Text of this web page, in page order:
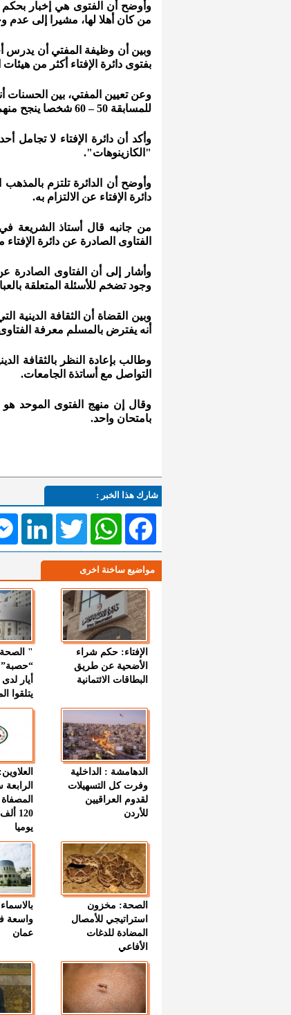
وأوضح أن الفتوى هي إخبار بحكم
من كان أهلا لها، مشيرا إلى عدم
وبين أن وظيفة المفتي أن يدرس
بفتوى دائرة الإفتاء أكثر من
وعن تعيين المفتي، بين
للمسابقة 50 – 60 شخصا ينجح منهم 1- 3 أشخاص فقط.
"الكازينوهات".
وأوضح أن الدائرة تلتزم
دائرة الإفتاء عن الالتزام به.
من جانبه قال أستاذ الشريعة
الفتاوى الصادرة عن دائرة
وأشار إلى أن الفتاوى الصادرة
وجود تضخم للأسئلة المتعلقة
وبين القضاة أن الثقافة
أنه يفترض بالمسلم معرفة
وطالب بإعادة النظر بالثقافة
التواصل مع أساتذة الجامعات.
وقال إن منهج الفتوى الموحد
بامتحان واحد.
شارك هذا الخبر :
LinkedIn TwitterWhatsAppFacebook
مواضيع ساخنة اخرى
الإفتاء: حكم شراء
الأضحية عن طريق
البطاقات الائتمانية
أيار
يتلقوا
الدهامشة : الداخلية
وفرت كل التسهيلات
لقدوم العراقيين
للأردن
120
يوميا
الصحة: مخزون
استراتيجي للأمصال
المضادة للدغات
الأفاعي
واسعة
عمان